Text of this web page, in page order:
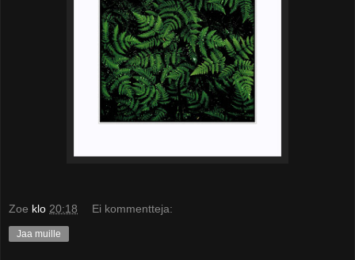
Zoe klo 20:18 Ei kommentteja:
Jaa muille